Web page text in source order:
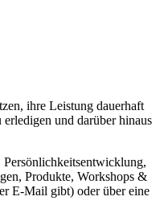
ihre Leistung dauerhaft
und darüber hinaus
Produkte, Workshops &
E-Mail gibt) oder über eine